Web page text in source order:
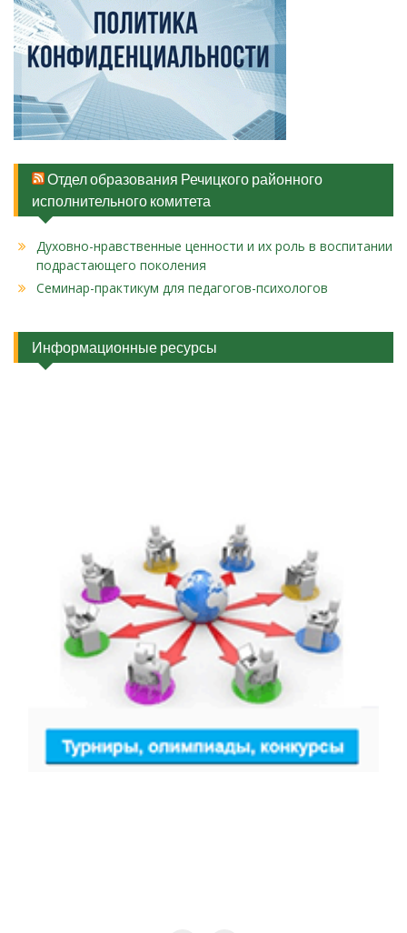
Отдел образования Речицкого районного
исполнительного комитета
Духовно-нравственные ценности и их роль в воспитании
подрастающего поколения
Cеминар-практикум для педагогов-психологов
Информационные ресурсы